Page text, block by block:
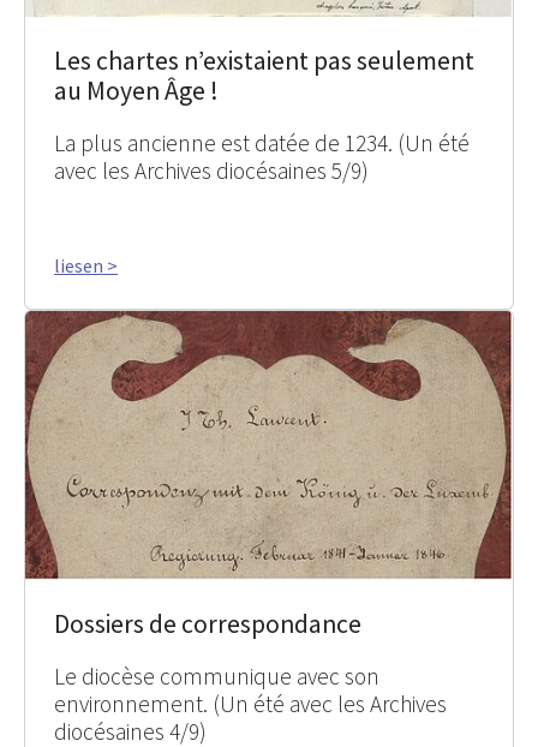
Les chartes n’existaient pas seulement
au Moyen Âge !
La plus ancienne est datée de 1234. (Un été
avec les Archives diocésaines 5/9)
liesen >
Dossiers de correspondance
Le diocèse communique avec son
environnement. (Un été avec les Archives
diocésaines 4/9)